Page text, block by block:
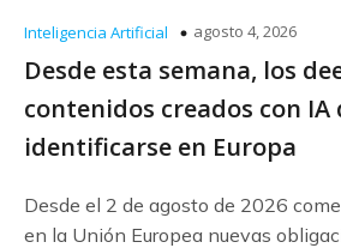
Inteligencia Artificial agosto 4, 2026
Desde esta semana, los
contenidos creados con IA
identificarse en Europa
Desde el 2 de agosto de 2026
en la Unión Europea nuevas